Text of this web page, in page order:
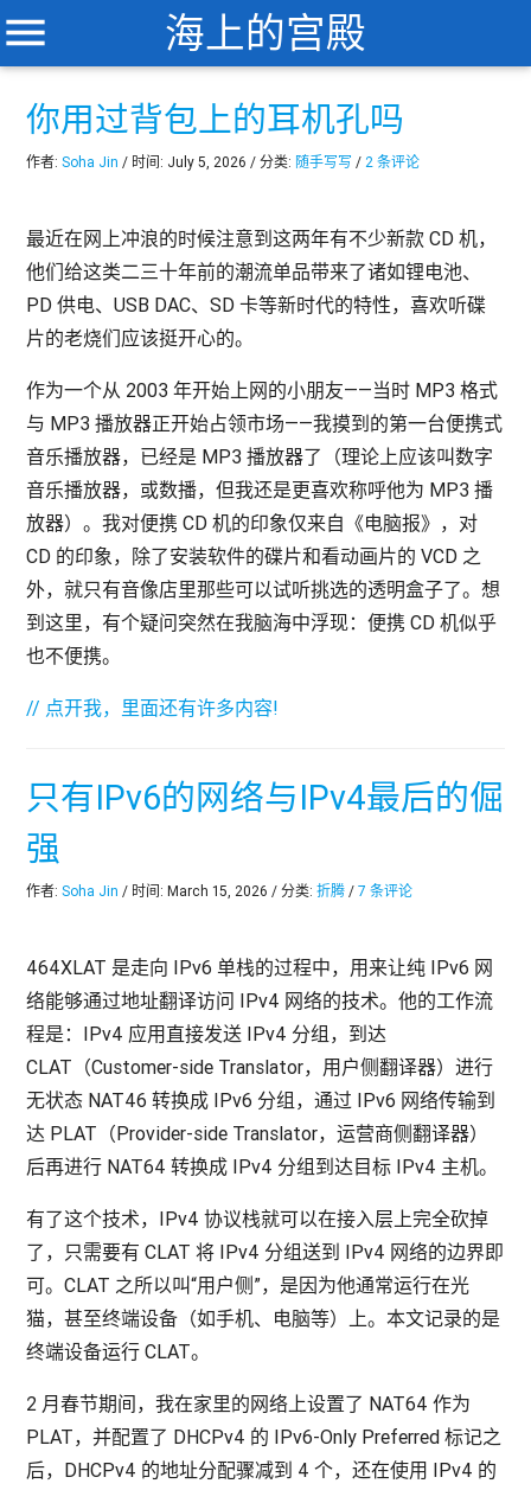
海上的宫殿
menu
你用过背包上的耳机孔吗
作者:Soha Jin / 时间: July 5, 2026 / 分类: 随手写写 /2 条评论
最近在网上冲浪的时候注意到这两年有不少新款 CD 机，
他们给这类二三十年前的潮流单品带来了诸如锂电池、
PD 供电、USB DAC、SD 卡等新时代的特性，喜欢听碟
片的老烧们应该挺开心的。
作为一个从 2003 年开始上网的小朋友——当时 MP3 格式
与 MP3 播放器正开始占领市场——我摸到的第一台便携式
音乐播放器，已经是 MP3 播放器了（理论上应该叫数字
音乐播放器，或数播，但我还是更喜欢称呼他为 MP3 播
放器）。我对便携 CD 机的印象仅来自《电脑报》，对
CD 的印象，除了安装软件的碟片和看动画片的 VCD 之
外，就只有音像店里那些可以试听挑选的透明盒子了。想
到这里，有个疑问突然在我脑海中浮现：便携 CD 机似乎
也不便携。
// 点开我，里面还有许多内容!
只有IPv6的网络与IPv4最后的倔
强
作者:Soha Jin / 时间: March 15, 2026 / 分类:折腾 /7 条评论
464XLAT 是走向 IPv6 单栈的过程中，用来让纯 IPv6 网
络能够通过地址翻译访问 IPv4 网络的技术。他的工作流
程是：IPv4 应用直接发送 IPv4 分组，到达
CLAT（Customer-side Translator，用户侧翻译器）进行
无状态 NAT46 转换成 IPv6 分组，通过 IPv6 网络传输到
达 PLAT（Provider-side Translator，运营商侧翻译器）
后再进行 NAT64 转换成 IPv4 分组到达目标 IPv4 主机。
有了这个技术，IPv4 协议栈就可以在接入层上完全砍掉
了，只需要有 CLAT 将 IPv4 分组送到 IPv4 网络的边界即
可。CLAT 之所以叫“用户侧”，是因为他通常运行在光
猫，甚至终端设备（如手机、电脑等）上。本文记录的是
终端设备运行 CLAT。
2 月春节期间，我在家里的网络上设置了 NAT64 作为
PLAT，并配置了 DHCPv4 的 IPv6-Only Preferred 标记之
后，DHCPv4 的地址分配骤减到 4 个，还在使用 IPv4 的